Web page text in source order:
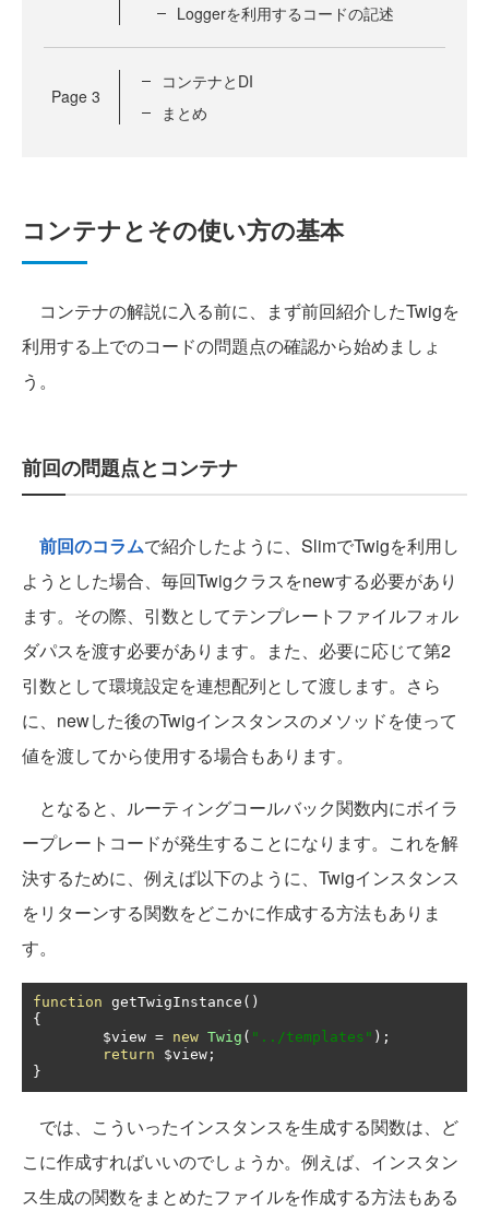
Loggerを利用するコードの記述
Page 3
コンテナとDI
まとめ
コンテナとその使い方の基本
コンテナの解説に入る前に、まず前回紹介したTwigを
利用する上でのコードの問題点の確認から始めましょ
う。
前回の問題点とコンテナ
前回のコラムで紹介したように、SlimでTwigを利用し
ようとした場合、毎回Twigクラスをnewする必要があり
ます。その際、引数としてテンプレートファイルフォル
ダパスを渡す必要があります。また、必要に応じて第2
引数として環境設定を連想配列として渡します。さら
に、newした後のTwigインスタンスのメソッドを使って
値を渡してから使用する場合もあります。
となると、ルーティングコールバック関数内にボイラ
ープレートコードが発生することになります。これを解
決するために、例えば以下のように、Twigインスタンス
をリターンする関数をどこかに作成する方法もありま
す。
function getTwigInstance ()
{
	$view
= new Twig ( "../templates" );
return $view ;
}
では、こういったインスタンスを生成する関数は、ど
こに作成すればいいのでしょうか。例えば、インスタン
ス生成の関数をまとめたファイルを作成する方法もある